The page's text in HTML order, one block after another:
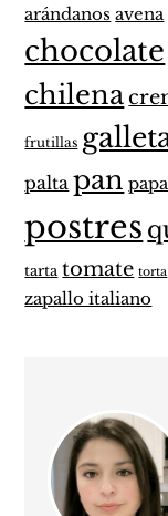
arándanos avena
chocolate
chilena
frutillas
palta pan
postres
tarta tomate torta
zapallo italiano